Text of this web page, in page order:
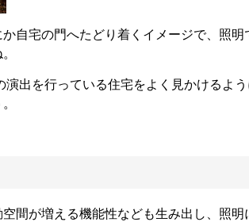
自宅の門へたどり着くイメージで、照明
出を行っている住宅をよく見かけるよ
間が増える機能性なども生み出し、照